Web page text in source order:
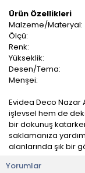
Ürün Özellikleri
Malzeme/Materyal:
Ölçü:
Renk:
Yükseklik:
Desen/Tema:
Menşei:
Evidea Deco Nazar
işlevsel hem de
bir dokunuş
saklamanıza
alanlarında şık bir
Yorumlar